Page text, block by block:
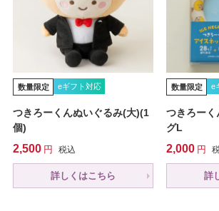
数量限定 eギフト対応
つきろーくんぬいぐるみ(大)(1
個)
2,500 税込
詳しくはこちら
数量限定 e
つきろーく
グL
2,000
詳